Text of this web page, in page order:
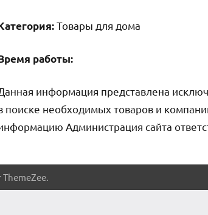
Товары для дома
работы:
информация представлена
поиске необходимых товаров и
Администрация сайта